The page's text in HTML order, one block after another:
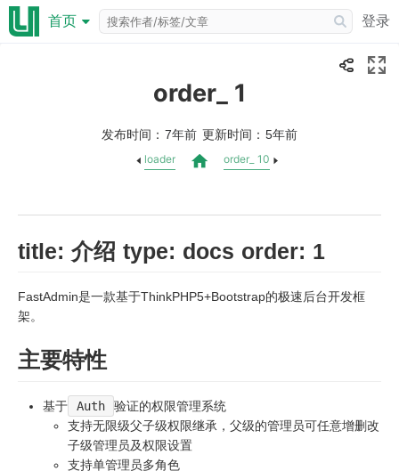
首页 登录
order_ 1
发布时间： 7年前 更新时间： 5年前
loader order_ 10
title: 介绍 type: docs order: 1
FastAdmin是一款基于ThinkPHP5+Bootstrap的极速后台开发框
架。
主要特性
基于 Auth
验证的权限管理系统
支持无限级父子级权限继承，父级的管理员可任意增删改
子级管理员及权限设置
支持单管理员多角色